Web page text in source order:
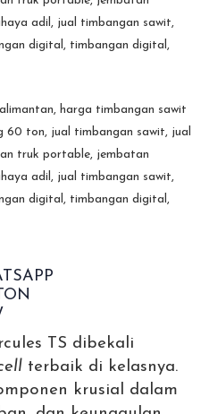
TS dibekali
terbaik di kelasnya.
krusial dalam